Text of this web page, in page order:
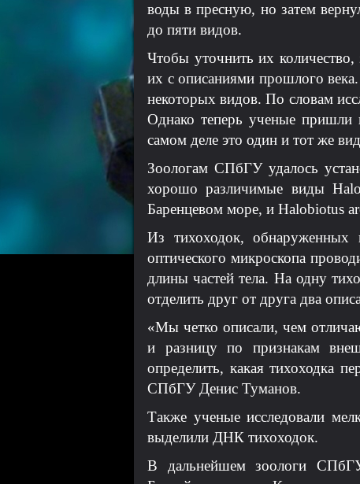
воды в пресную, но затем
до пяти видов.
Чтобы уточнить их
их с описаниями прошлого
некоторых видов. По словам
Однако теперь ученые пришли
самом деле это один и тот же
Зоологам СПбГУ удалось
хорошо различимые виды
Баренцевом море, и Halobiotus
Из тихоходок,
оптического микроскопа
длины частей тела. На одну
отделить друг от друга два
«Мы четко описали, чем
и разницу по признакам
определить, какая тихоходка
СПбГУ Денис Туманов.
Также ученые исследовали
выделили ДНК тихоходок.
В дальнейшем зоологи СПбГУ